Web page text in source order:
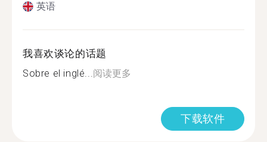
英语
我喜欢谈论的话题
Sobre el inglé...阅读更多
下载软件